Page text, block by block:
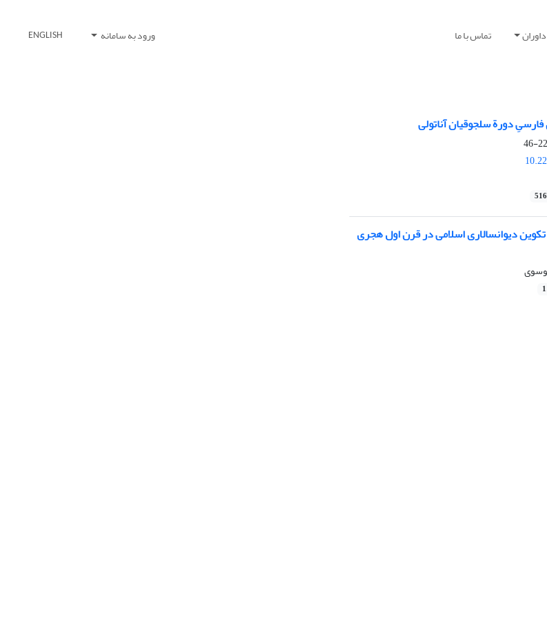
داوران تماس با ما ورود به سامانه ENGLISH
دورة سلجوقیان آناتولی
22-46
دیوانسالاری اسلامی در قرن اول هجری